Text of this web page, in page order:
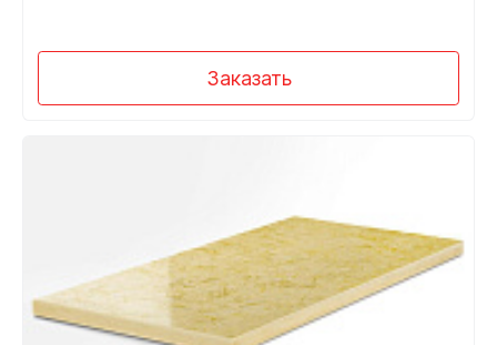
Заказать